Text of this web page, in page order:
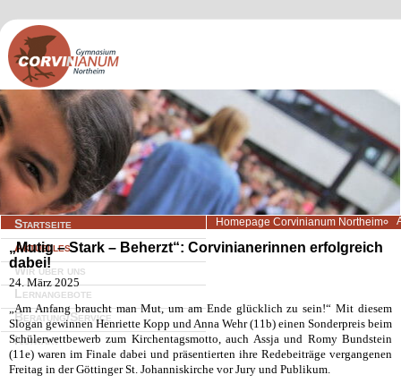
Navigation
überspringen
Startseite
Aktuelles
Wir über uns
Lernangebote
Beratung/Service
Kontakt
Homepage Corvinianum Northeim
„Mutig – Stark – Beherzt“: Corvinianerinnen erfolgreich
dabei!
24. März 2025
„Am Anfang braucht man Mut, um am Ende glücklich zu sein!“ Mit diesem
Slogan gewinnen Henriette Kopp und Anna Wehr (11b) einen Sonderpreis beim
Schülerwettbewerb zum Kirchentagsmotto, auch Assja und Romy Bundstein
(11e) waren im Finale dabei und präsentierten ihre Redebeiträge vergangenen
Freitag in der Göttinger St. Johanniskirche vor Jury und Publikum.